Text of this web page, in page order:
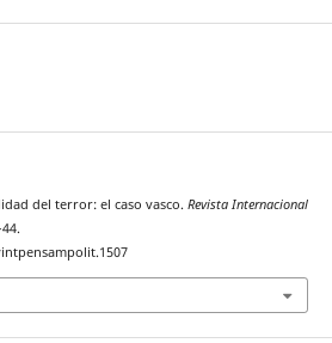
del terror: el caso vasco. Revista Internacional